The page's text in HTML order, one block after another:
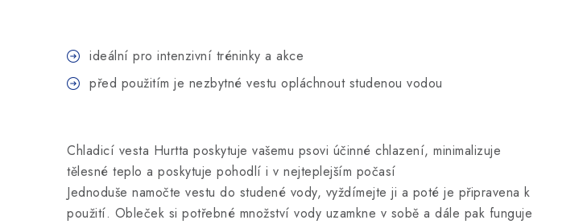
ideální pro intenzivní tréninky a akce
před použitím je nezbytné vestu opláchnout studenou vodou
Chladicí vesta Hurtta poskytuje vašemu psovi účinné chlazení, minimalizuje
tělesné teplo a poskytuje pohodlí i v nejteplejším počasí
Jednoduše namočte vestu do studené vody, vyždímejte ji a poté je připravena k
použití. Obleček si potřebné množství vody uzamkne v sobě a dále pak funguje